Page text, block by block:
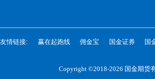
友情链接: 赢在起跑线 佣金宝 国金证券 国
Copyright ©2018-2026 国金期货